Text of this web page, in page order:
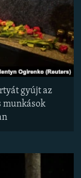
gyújt az
munkások